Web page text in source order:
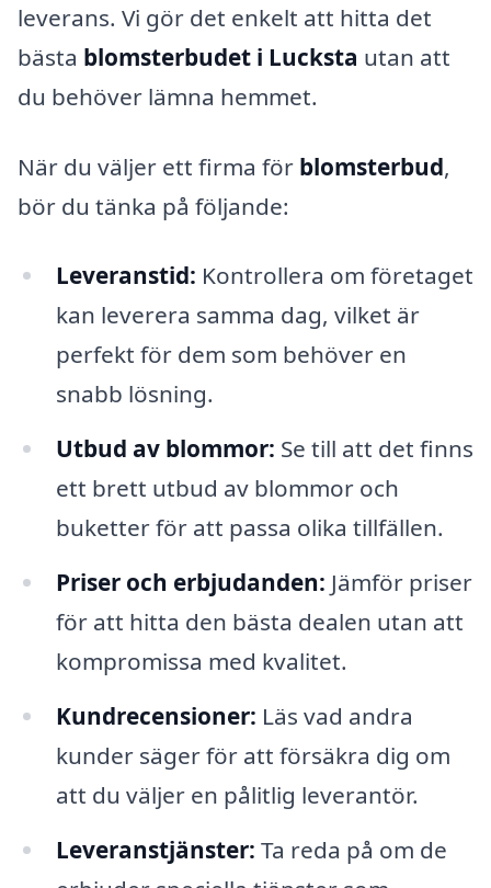
leverans. Vi gör det enkelt att hitta det
bästa blomsterbudet i Lucksta utan att
du behöver lämna hemmet.
När du väljer ett firma för blomsterbud,
bör du tänka på följande:
Leveranstid: Kontrollera om företaget
kan leverera samma dag, vilket är
perfekt för dem som behöver en
snabb lösning.
Utbud av blommor: Se till att det finns
ett brett utbud av blommor och
buketter för att passa olika tillfällen.
Priser och erbjudanden: Jämför priser
för att hitta den bästa dealen utan att
kompromissa med kvalitet.
Kundrecensioner: Läs vad andra
kunder säger för att försäkra dig om
att du väljer en pålitlig leverantör.
Leveranstjänster: Ta reda på om de